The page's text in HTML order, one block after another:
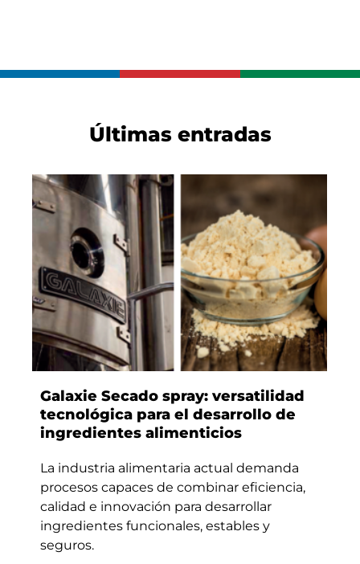
Últimas entradas
Galaxie Secado spray: versatilidad
tecnológica para el desarrollo de
ingredientes alimenticios
La industria alimentaria actual demanda
procesos capaces de combinar eficiencia,
calidad e innovación para desarrollar
ingredientes funcionales, estables y
seguros.